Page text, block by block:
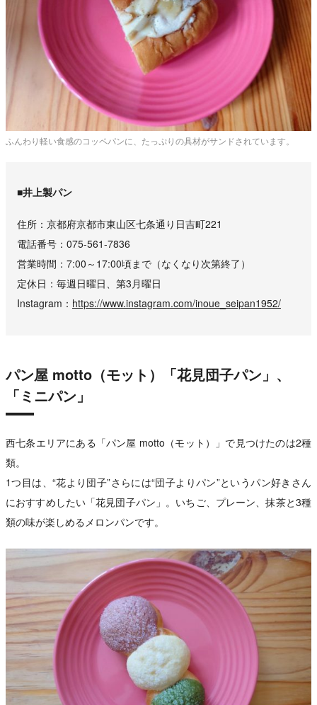
ふんわり軽い食感のコッペパンに、たっぷりの具材がサンドされています。
■井上製パン
住所
京都府京都市東山区七条通り日吉町221
電話番号
075-561-7836
営業時間
7:00～17:00頃まで（なくなり次第終了）
定休日
毎週日曜日、第3月曜日
Instagram
https://www.instagram.com/inoue_seipan1952/
パン屋 motto（モット）「花見団子パン」、
「ミニパン」
西七条エリアにある「パン屋 motto（モット）」で見つけたのは2種
類。
1つ目は、“花より団子”さらには“団子よりパン”というパン好きさん
におすすめしたい「花見団子パン」。いちご、プレーン、抹茶と3種
類の味が楽しめるメロンパンです。